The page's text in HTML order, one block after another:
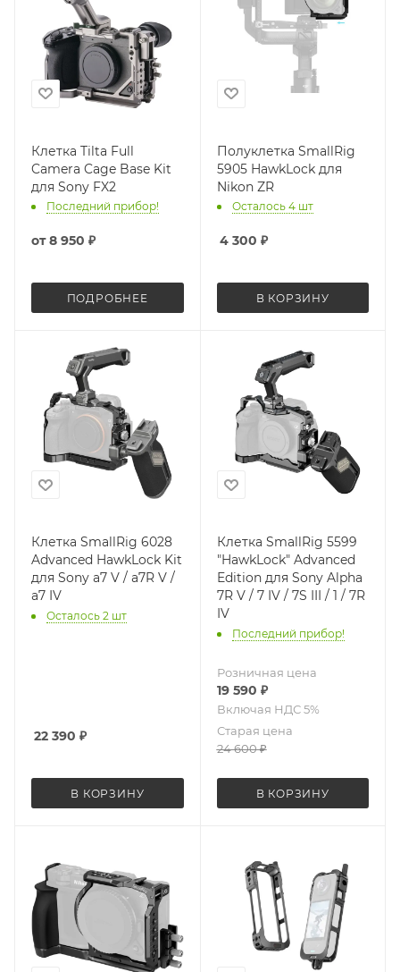
Клетка Tilta Full
Camera Cage Base Kit
для Sony FX2
Последний прибор!
от8 950 ₽
ПОДРОБНЕЕ
Полуклетка SmallRig
5905 HawkLock для
Nikon ZR
Осталось 4 шт
4 300 ₽
В КОРЗИНУ
Клетка SmallRig 6028
Advanced HawkLock Kit
для Sony a7 V / a7R V /
a7 IV
Осталось 2 шт
22 390 ₽
В КОРЗИНУ
Клетка SmallRig 5599
"HawkLock" Advanced
Edition для Sony Alpha
7R V / 7 IV / 7S III / 1 / 7R
IV
Последний прибор!
Розничная цена
19 590 ₽
Старая цена
24 600₽
В КОРЗИНУ